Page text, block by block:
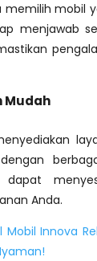
mobil
menjawab
Mudah
dapat
Anda.
Mobil Innova